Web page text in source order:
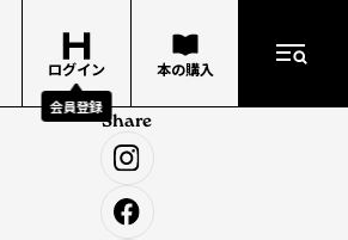
ログイン
会員登録
本の購入
Share